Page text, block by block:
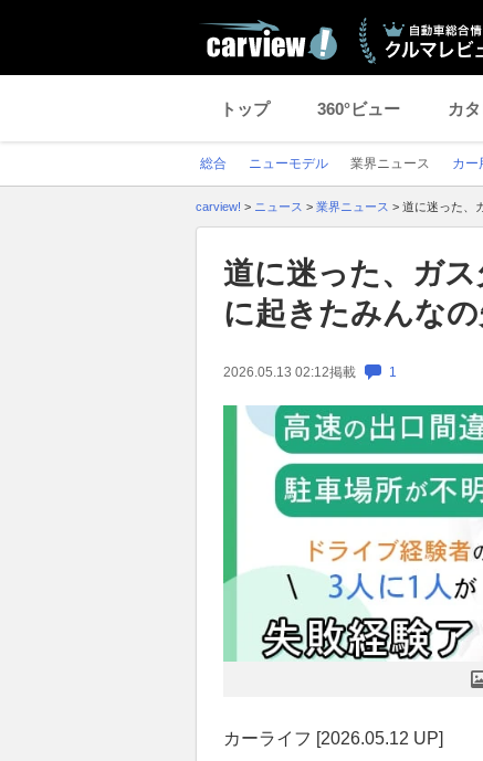
トップ 360°ビュー カ
総合 ニューモデル 業界ニュース カー
carview! > ニュース > 業界ニュース > 道に迷った、
道に迷った、ガ
に起きたみんな
2026.05.13 02:12掲載 1
カーライフ [2026.05.12 UP]